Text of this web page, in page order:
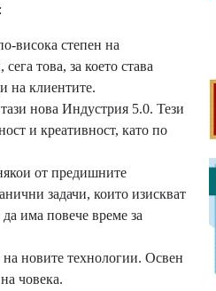
:
висока степен на
това, за което става
на клиентите.
нова Индустрия 5.0. Тези
и креативност, като по
от предишните
задачи, които изискват
има повече време за
новите технологии. Освен
човека.